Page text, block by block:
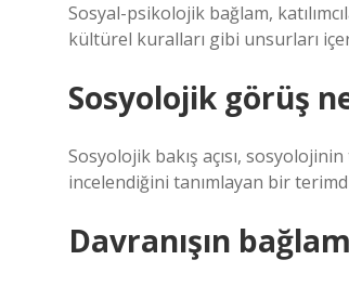
Sosyal-psikolojik bağlam,
kültürel kuralları gibi unsurları
Sosyolojik görüş
Sosyolojik bakış açısı,
incelendiğini tanımlayan bir
Davranışın